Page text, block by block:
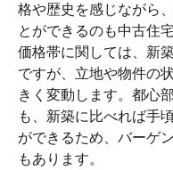
格や歴史を感じながら
とができるのも中古住
価格帯に関しては、新
ですが、立地や物件の
きく変動します。都心
も、新築に比べれば手
ができるため、バーゲ
もあります。